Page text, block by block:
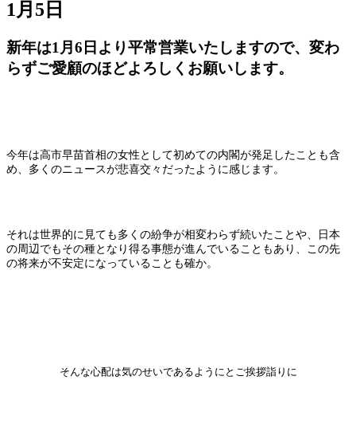
1月5日
新年は1月6日より平常営業いたしますので、変わ
らずご愛顧のほどよろしくお願いします。
今年は高市早苗首相の女性として初めての内閣が発足したことも含
め、多くのニュースが悲喜交々だったように感じます。
それは世界的に見ても多くの紛争が相変わらず続いたことや、日本
の周辺でもその種となり得る事態が進んでいることもあり、この先
の将来が不安定になっていることも確か。
そんな心配は気のせいであるようにとご挨拶詣りに